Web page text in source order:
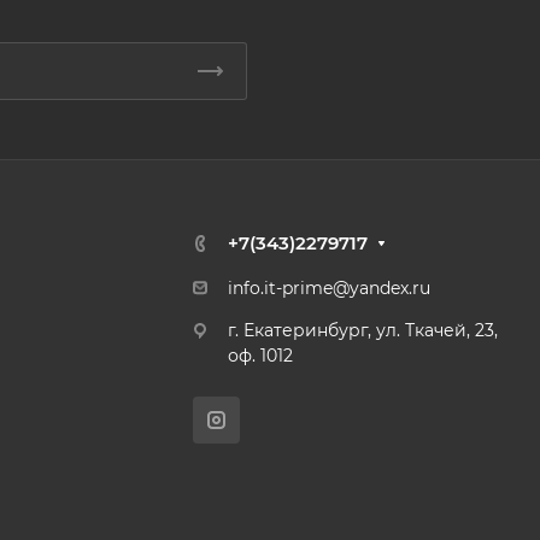
+7(343)2279717
info.it-prime@yandex.ru
г. Екатеринбург, ул. Ткачей, 23,
оф. 1012